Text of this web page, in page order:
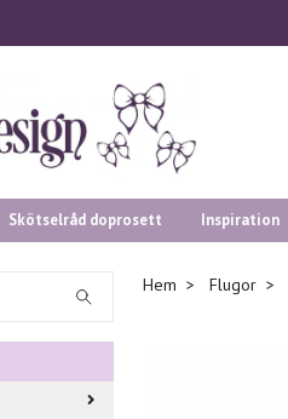
Skötselråd doprosett Inspiration
Hem Flugor